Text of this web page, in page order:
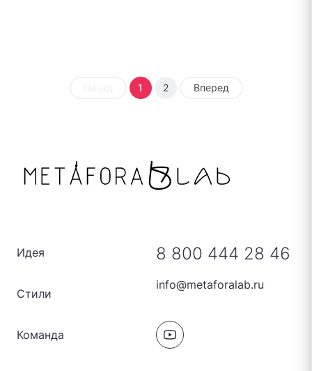
1 2 Вперед
Идея
Стили
Команда
8 800 444 28 46
info@metaforalab.ru